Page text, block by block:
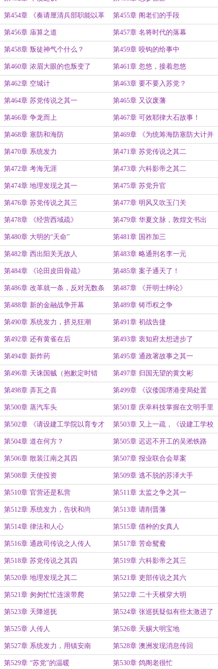
第454章 《奏请厘清兵部职能以革
除积弊疏》
第455章 阁老们的手段
第456章 庙算之道 第457章 名将时代的落幕
第458章 叛徒神气个什么？ 第459章 咬钩的给事中
第460章 浓眉大眼的也叛变了 第461章 忽悠，接着忽悠
第462章 空城计 第463章 要不要入苏党？
第464章 苏党传说之其一 第465章 又议废藩
第466章 争龙而上 第467章 可效耶律大石故事！
第468章 塞防和海防 第469章 《为统筹海防塞防大计并
倡国防教育事》
第470章 系统发力 第471章 苏党传说之其二
第472章 考海无涯 第473章 六科影帝之其二
第474章 地理发现之其一 第475章 苏党升官
第476章 苏党传说之其三 第477章 明风又吹玉门关
第478章 《经营西域疏》 第479章 华夏文脉，敦煌文书出
土！
第480章 大明的“天命” 第481章 国祚加三
第482章 西出阳关无故人 第483章 略通刑名李一元
第484章 《论田皮田骨疏》 第485章 案子通天了！
第486章 改革就一条，反对无数条 第487章 《开明士绅论》
第488章 新的金融战争开幕 第489章 铸币权之争
第490章 系统发力，挤兑狂潮 第491章 初战告捷
第492章 还有黄雀在后 第493章 衷知府太想进步了
第494章 新炸药 第495章 通政署故事之其一
第496章 天诛国贼（抱歉定时错
了）
第497章 归国无望的黄文彬
第498章 弄瓦之喜 第499章 《议倭国堺港变局处置
疏》
第500章 蒸汽车头 第501章 庆幸科技掌握在文明手里
第502章 《请设建工学院以育专才
疏》
第503章 又上一疏，《设建工学校
并置港务局疏》
第504章 道在何方？ 第505章 迟迟不开工的吴淞铁路
第506章 散装江南之其四 第507章 报业联合会草案
第508章 天使投资 第509章 逃不脱的苏泽大手
第510章 官营还是私营 第511章 太监之争之其一
第512章 系统发力，告状和尚 第513章 请削晋藩
第514章 律法和人心 第515章 借种的女真人
第516章 通政司传说之人传人 第517章 苦命鸳鸯
第518章 苏党传说之其四 第519章 六科影帝之其三
第520章 地理发现之其二 第521章 吏部传说之其六
第521章 匆匆忙忙连滚带爬 第522章 二十天横穿大明
第523章 天降巡抚 第524章 张巡抚疑似有些太激进了
第525章 人传人 第526章 天赐大明宝地
第527章 系统发力，用镇安南 第528章 澳洲发现消息传回
第529章 “苏党”的温暖 第530章 鸽阁老很忙